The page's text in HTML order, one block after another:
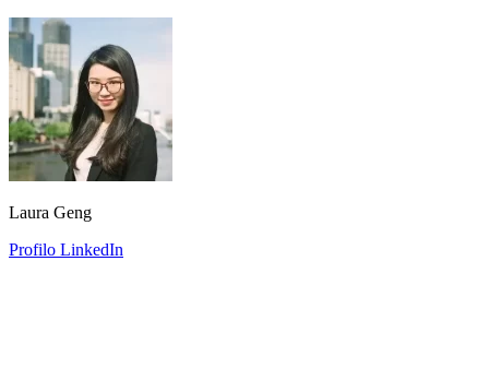
Laura Geng
Profilo LinkedIn